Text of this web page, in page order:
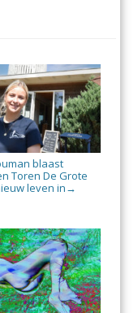
blaast
Toren De Grote
leven in →